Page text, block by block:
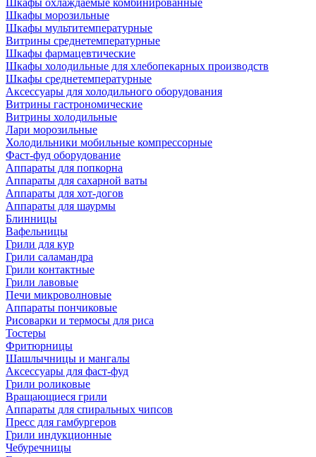
Шкафы охлаждаемые комбинированные
Шкафы морозильные
Шкафы мультитемпературные
Витрины среднетемпературные
Шкафы фармацевтические
Шкафы холодильные для хлебопекарных производств
Шкафы среднетемпературные
Аксессуары для холодильного оборудования
Витрины гастрономические
Витрины холодильные
Лари морозильные
Холодильники мобильные компрессорные
Фаст-фуд оборудование
Аппараты для попкорна
Аппараты для сахарной ваты
Аппараты для хот-догов
Аппараты для шаурмы
Блинницы
Вафельницы
Грили для кур
Грили саламандра
Грили контактные
Грили лавовые
Печи микроволновые
Аппараты пончиковые
Рисоварки и термосы для риса
Тостеры
Фритюрницы
Шашлычницы и мангалы
Аксессуары для фаст-фуд
Грили роликовые
Вращающиеся грили
Аппараты для спиральных чипсов
Пресс для гамбургеров
Грили индукционные
Чебуречницы